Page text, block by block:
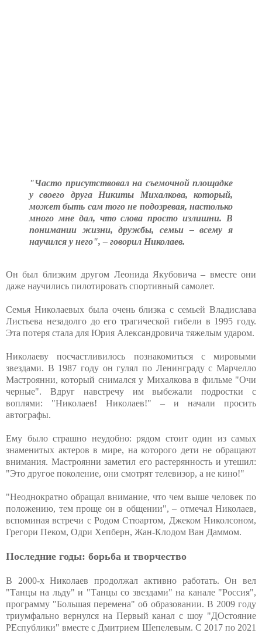
"Часто присутствовал на съемочной площадке
у своего друга Никиты Михалкова, который,
может быть сам того не подозревая, настолько
много мне дал, что слова просто излишни. В
понимании жизни, дружбы, семьи – всему я
научился у него", – говорил Николаев.
Он был близким другом Леонида Якубовича – вместе они
даже научились пилотировать спортивный самолет.
Семья Николаевых была очень близка с семьей Владислава
Листьева незадолго до его трагической гибели в 1995 году.
Эта потеря стала для Юрия Александровича тяжелым ударом.
Николаеву посчастливилось познакомиться с мировыми
звездами. В 1987 году он гулял по Ленинграду с Марчелло
Мастроянни, который снимался у Михалкова в фильме "Очи
черные". Вдруг навстречу им выбежали подростки с
воплями: "Николаев! Николаев!" – и начали просить
автографы.
Ему было страшно неудобно: рядом стоит один из самых
знаменитых актеров в мире, на которого дети не обращают
внимания. Мастроянни заметил его растерянность и утешил:
"Это другое поколение, они смотрят телевизор, а не кино!"
"Неоднократно обращал внимание, что чем выше человек по
положению, тем проще он в общении", – отмечал Николаев,
вспоминая встречи с Родом Стюартом, Джеком Николсоном,
Грегори Пеком, Одри Хепберн, Жан-Клодом Ван Даммом.
Последние годы: борьба и творчество
В 2000-х Николаев продолжал активно работать. Он вел
"Танцы на льду" и "Танцы со звездами" на канале "Россия",
программу "Большая перемена" об образовании. В 2009 году
триумфально вернулся на Первый канал с шоу "ДОстояние
РЕспублики" вместе с Дмитрием Шепелевым. С 2017 по 2021